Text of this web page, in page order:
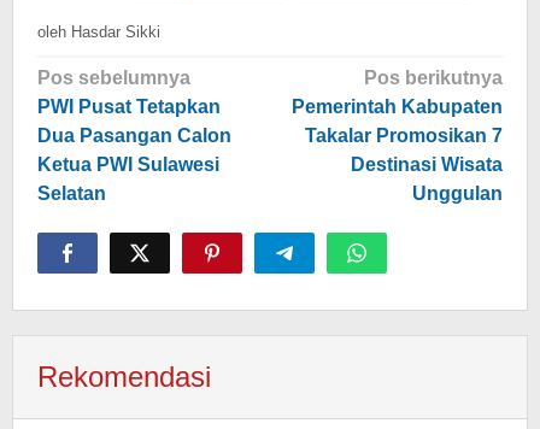
oleh Hasdar Sikki
Navigasi
pos
Pos sebelumnya
PWI Pusat Tetapkan
Dua Pasangan Calon
Ketua PWI Sulawesi
Selatan
Pos berikutnya
Pemerintah Kabupaten
Takalar Promosikan 7
Destinasi Wisata
Unggulan
Rekomendasi